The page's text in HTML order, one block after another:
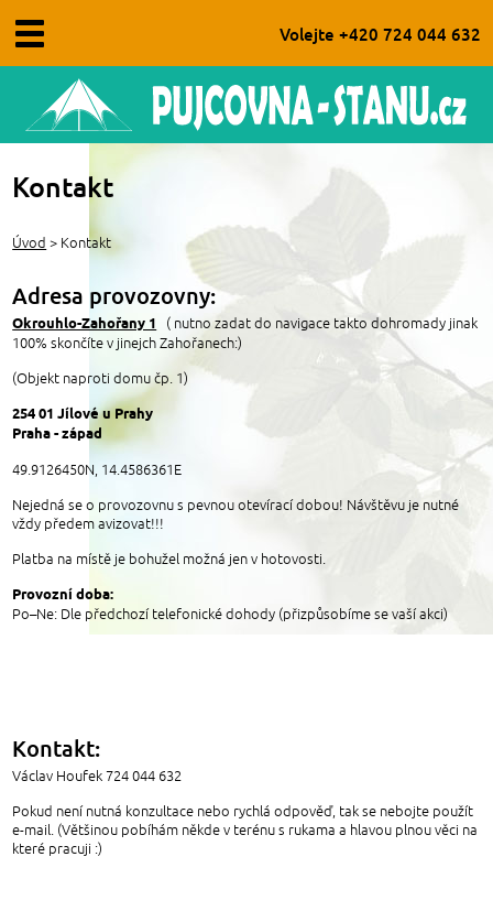
Kontakt
Úvod > Kontakt
Adresa provozovny:
Okrouhlo-Zahořany 1 ( nutno zadat do navigace takto dohromady jinak
100% skončíte v jinejch Zahořanech:)
(Objekt naproti domu čp. 1)
254 01 Jílové u Prahy
Praha - západ
49.9126450N, 14.4586361E
Nejedná se o provozovnu s pevnou otevírací dobou! Návštěvu je nutné
vždy předem avizovat!!!
Platba na místě je bohužel možná jen v hotovosti.
Provozní doba:
Po–Ne: Dle předchozí telefonické dohody (přizpůsobíme se vaší akci)
Kontakt:
Václav Houfek 724 044 632
Pokud není nutná konzultace nebo rychlá odpověď, tak se nebojte použít
e-mail. (Většinou pobíhám někde v terénu s rukama a hlavou plnou věci na
které pracuji :)
Obchodní podmínky
Aktuality
Kontakt
FAQ - časté dotazy
Volejte +420 724 044 632